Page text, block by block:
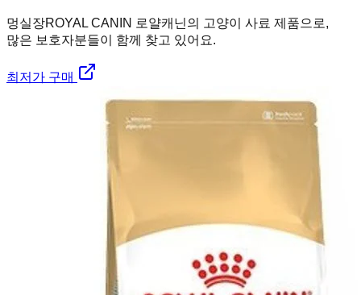
멍실장ROYAL CANIN 로얄캐닌의 고양이 사료 제품으로,
많은 보호자분들이 함께 찾고 있어요.
최저가 구매